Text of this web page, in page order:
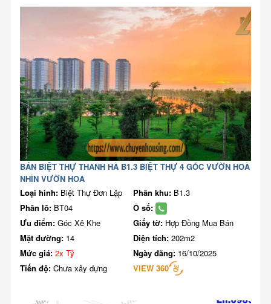
BÁN BIỆT THỰ THANH HÀ B1.3 BIỆT THỰ 4 GÓC VƯỜN HOÀ
NHÌN VƯỜN HOA
Loại hình: Biệt Thự Đơn Lập Phân khu: B1.3
Phân lô: BT04
Ô số:
Ưu điểm: Góc Xẻ Khe Giấy tờ: Hợp Đồng Mua Bán
Mặt đường: 14 Diện tích: 202m2
Mức giá: 2x Tỷ Ngày đăng: 16/10/2025
Tiến độ: Chưa xây dựng VIEW 360